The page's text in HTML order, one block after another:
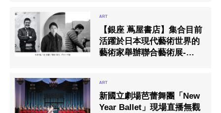
【銀座 蔦屋書店】集合目前
活躍於日本現代藝術世界的
藝術家舉辦聯合藝術展-
新國立劇場芭蕾舞團「New
Year Ballet」現場直播無觀